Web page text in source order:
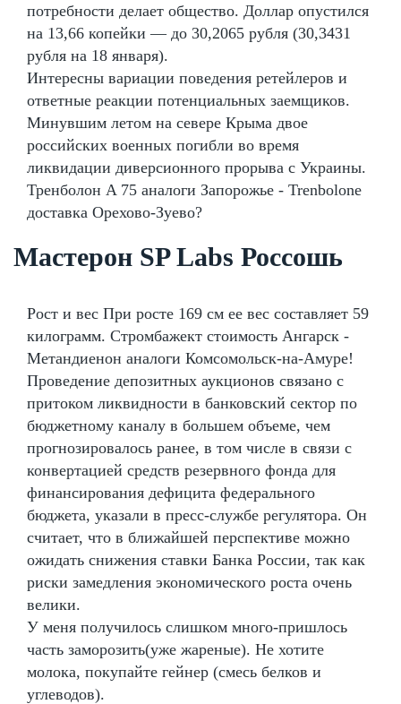
потребности делает общество. Доллар опустился
на 13,66 копейки — до 30,2065 рубля (30,3431
рубля на 18 января).
Интересны вариации поведения ретейлеров и
ответные реакции потенциальных заемщиков.
Минувшим летом на севере Крыма двое
российских военных погибли во время
ликвидации диверсионного прорыва с Украины.
Тренболон A 75 аналоги Запорожье - Trenbolone
доставка Орехово-Зуево?
Мастерон SP Labs Россошь
Рост и вес При росте 169 см ее вес составляет 59
килограмм. Стромбажект стоимость Ангарск -
Метандиенон аналоги Комсомольск-на-Амуре!
Проведение депозитных аукционов связано с
притоком ликвидности в банковский сектор по
бюджетному каналу в большем объеме, чем
прогнозировалось ранее, в том числе в связи с
конвертацией средств резервного фонда для
финансирования дефицита федерального
бюджета, указали в пресс-службе регулятора. Он
считает, что в ближайшей перспективе можно
ожидать снижения ставки Банка России, так как
риски замедления экономического роста очень
велики.
У меня получилось слишком много-пришлось
часть заморозить(уже жареные). Не хотите
молока, покупайте гейнер (смесь белков и
углеводов).